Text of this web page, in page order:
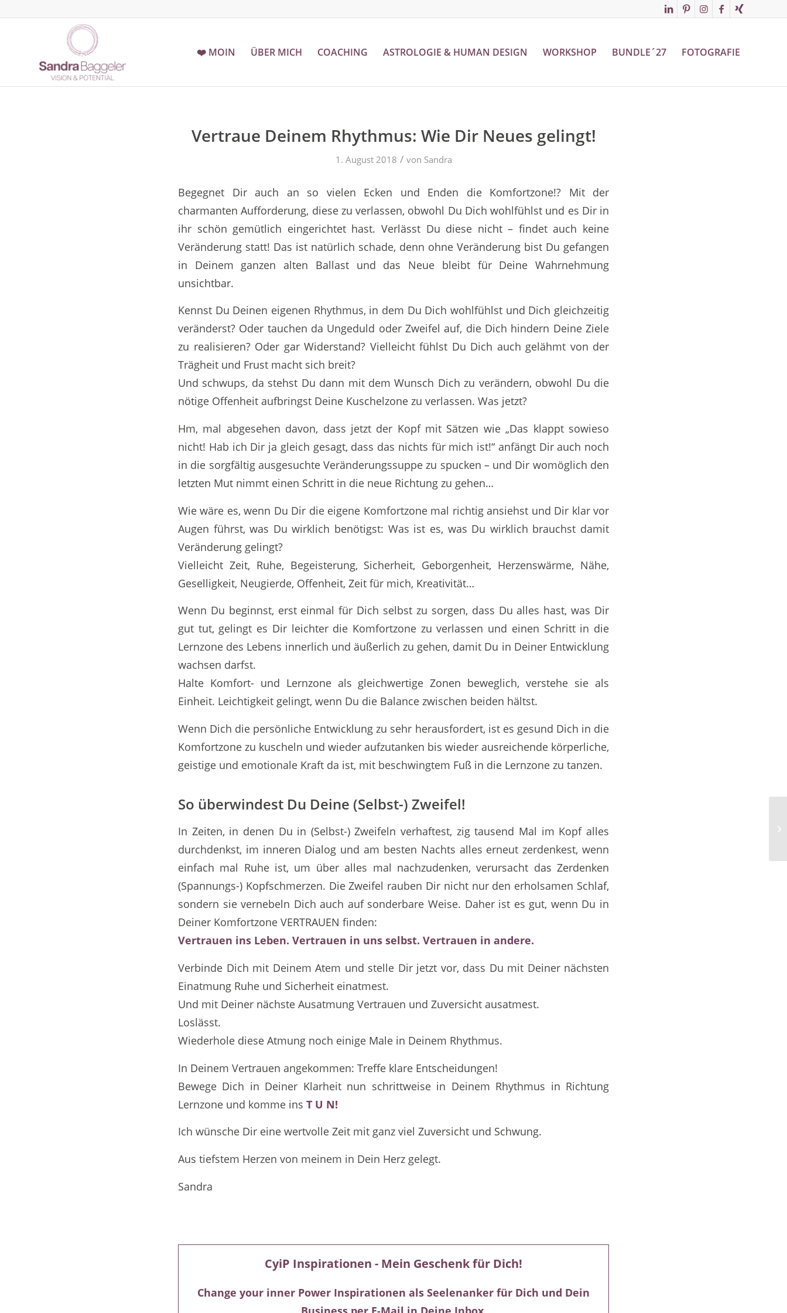
❤️ MOIN ÜBER MICH COACHING ASTROLOGIE & HUMAN DESIGN WORKSHOP BUNDLE´27 FOTOGRAFIE
Vertraue Deinem Rhythmus: Wie Dir Neues gelingt!
1. August 2018 / von Sandra
Begegnet Dir auch an so vielen Ecken und Enden die Komfortzone!? Mit der
charmanten Aufforderung, diese zu verlassen, obwohl Du Dich wohlfühlst und es Dir in
ihr schön gemütlich eingerichtet hast. Verlässt Du diese nicht – findet auch keine
Veränderung statt! Das ist natürlich schade, denn ohne Veränderung bist Du gefangen
in Deinem ganzen alten Ballast und das Neue bleibt für Deine Wahrnehmung
unsichtbar.
Kennst Du Deinen eigenen Rhythmus, in dem Du Dich wohlfühlst und Dich gleichzeitig
veränderst? Oder tauchen da Ungeduld oder Zweifel auf, die Dich hindern Deine Ziele
zu realisieren? Oder gar Widerstand? Vielleicht fühlst Du Dich auch gelähmt von der
Trägheit und Frust macht sich breit?
Und schwups, da stehst Du dann mit dem Wunsch Dich zu verändern, obwohl Du die
nötige Offenheit aufbringst Deine Kuschelzone zu verlassen. Was jetzt?
Hm, mal abgesehen davon, dass jetzt der Kopf mit Sätzen wie „Das klappt sowieso
nicht! Hab ich Dir ja gleich gesagt, dass das nichts für mich ist!“ anfängt Dir auch noch
in die sorgfältig ausgesuchte Veränderungssuppe zu spucken – und Dir womöglich den
letzten Mut nimmt einen Schritt in die neue Richtung zu gehen…
Wie wäre es, wenn Du Dir die eigene Komfortzone mal richtig ansiehst und Dir klar vor
Augen führst, was Du wirklich benötigst: Was ist es, was Du wirklich brauchst damit
Veränderung gelingt?
Vielleicht Zeit, Ruhe, Begeisterung, Sicherheit, Geborgenheit, Herzenswärme, Nähe,
Geselligkeit, Neugierde, Offenheit, Zeit für mich, Kreativität…
Wenn Du beginnst, erst einmal für Dich selbst zu sorgen, dass Du alles hast, was Dir
gut tut, gelingt es Dir leichter die Komfortzone zu verlassen und einen Schritt in die
Lernzone des Lebens innerlich und äußerlich zu gehen, damit Du in Deiner Entwicklung
wachsen darfst.
Halte Komfort- und Lernzone als gleichwertige Zonen beweglich, verstehe sie als
Einheit. Leichtigkeit gelingt, wenn Du die Balance zwischen beiden hältst.
Wenn Dich die persönliche Entwicklung zu sehr herausfordert, ist es gesund Dich in die
Komfortzone zu kuscheln und wieder aufzutanken bis wieder ausreichende körperliche,
geistige und emotionale Kraft da ist, mit beschwingtem Fuß in die Lernzone zu tanzen.
So überwindest Du Deine (Selbst-) Zweifel!
In Zeiten, in denen Du in (Selbst-) Zweifeln verhaftest, zig tausend Mal im Kopf alles
durchdenkst, im inneren Dialog und am besten Nachts alles erneut zerdenkest, wenn
einfach mal Ruhe ist, um über alles mal nachzudenken, verursacht das Zerdenken
(Spannungs-) Kopfschmerzen. Die Zweifel rauben Dir nicht nur den erholsamen Schlaf,
sondern sie vernebeln Dich auch auf sonderbare Weise. Daher ist es gut, wenn Du in
Deiner Komfortzone VERTRAUEN finden:
Vertrauen ins Leben. Vertrauen in uns selbst. Vertrauen in andere.
Verbinde Dich mit Deinem Atem und stelle Dir jetzt vor, dass Du mit Deiner nächsten
Einatmung Ruhe und Sicherheit einatmest.
Und mit Deiner nächste Ausatmung Vertrauen und Zuversicht ausatmest.
Loslässt.
Wiederhole diese Atmung noch einige Male in Deinem Rhythmus.
In Deinem Vertrauen angekommen: Treffe klare Entscheidungen!
Bewege Dich in Deiner Klarheit nun schrittweise in Deinem Rhythmus in Richtung
Lernzone und komme ins T U N!
Ich wünsche Dir eine wertvolle Zeit mit ganz viel Zuversicht und Schwung.
Aus tiefstem Herzen von meinem in Dein Herz gelegt.
Sandra
CyiP Inspirationen - Mein Geschenk für Dich!
Change your inner Power Inspirationen als Seelenanker für Dich und Dein